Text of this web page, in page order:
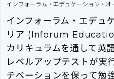
インフォーラム・エデュケーション・オ
インフォーラム・エデュ
リア (Inforum
カリキュラムを通して英
レベルアップテストが実
チベーションを保って勉